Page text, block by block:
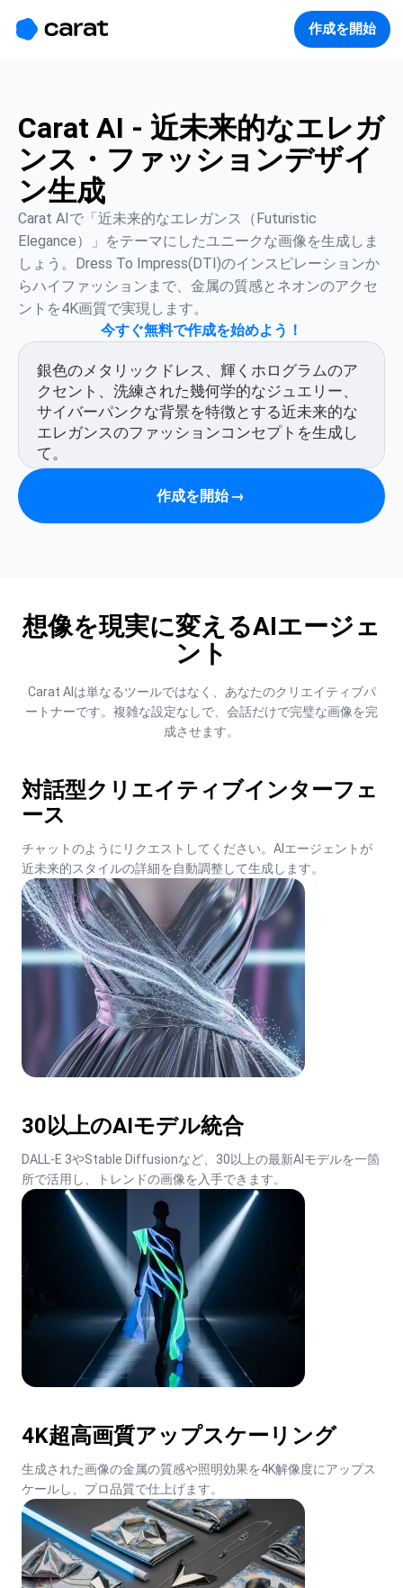
作成を開始
Carat AI - 近未来的なエレガ
ンス・ファッションデザイ
ン生成
Carat AIで「近未来的なエレガンス（Futuristic
Elegance）」をテーマにしたユニークな画像を生成しま
しょう。Dress To Impress(DTI)のインスピレーションか
らハイファッションまで、金属の質感とネオンのアクセ
ントを4K画質で実現します。
今すぐ無料で作成を始めよう！
作成を開始 →
想像を現実に変えるAIエージェ
ント
Carat AIは単なるツールではなく、あなたのクリエイティブパ
ートナーです。複雑な設定なしで、会話だけで完璧な画像を完
成させます。
対話型クリエイティブインターフェ
ース
チャットのようにリクエストしてください。AIエージェントが
近未来的スタイルの詳細を自動調整して生成します。
30以上のAIモデル統合
DALL-E 3やStable Diffusionなど、30以上の最新AIモデルを一箇
所で活用し、トレンドの画像を入手できます。
4K超高画質アップスケーリング
生成された画像の金属の質感や照明効果を4K解像度にアップス
ケールし、プロ品質で仕上げます。